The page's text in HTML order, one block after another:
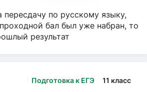
пересдачу по русскому языку,
бал был уже набран, то
результат
Подготовка к ЕГЭ 11 класс